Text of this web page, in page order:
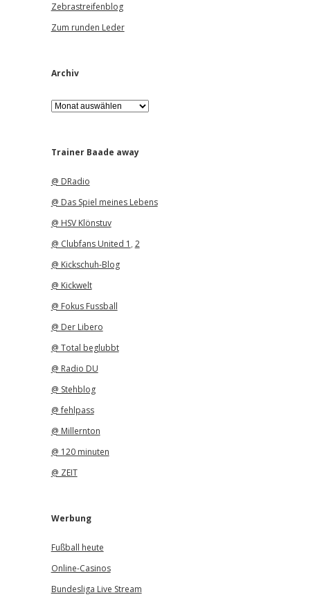
Zebrastreifenblog
Zum runden Leder
Archiv
A
r
iTrainer Baade away
@ DRadio
@ Das Spiel meines Lebens
@ HSV Klönstuv
@ Clubfans United 1 , 2
@ Kickschuh-Blog
@ Kickwelt
@ Fokus Fussball
@ Der Libero
@ Total beglubbt
@ Radio DU
@ Stehblog
@ fehlpass
@ Millernton
@ 120 minuten
@ ZEIT
Werbung
Fußball heute
Online-Casinos
Bundesliga Live Stream